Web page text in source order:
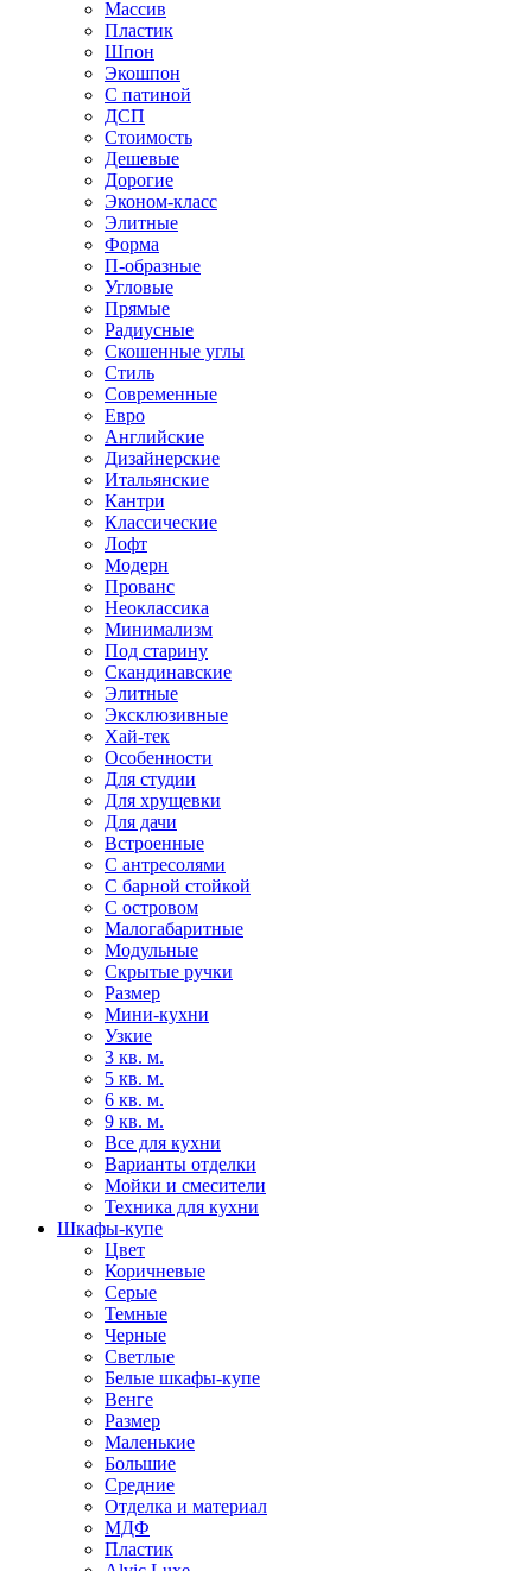
Массив
Пластик
Шпон
Экошпон
С патиной
ДСП
Стоимость
Дешевые
Дорогие
Эконом-класс
Элитные
Форма
П-образные
Угловые
Прямые
Радиусные
Скошенные углы
Стиль
Современные
Евро
Английские
Дизайнерские
Итальянские
Кантри
Классические
Лофт
Модерн
Прованс
Неоклассика
Минимализм
Под старину
Скандинавские
Элитные
Эксклюзивные
Хай-тек
Особенности
Для студии
Для хрущевки
Для дачи
Встроенные
С антресолями
С барной стойкой
С островом
Малогабаритные
Модульные
Скрытые ручки
Размер
Мини-кухни
Узкие
3 кв. м.
5 кв. м.
6 кв. м.
9 кв. м.
Все для кухни
Варианты отделки
Мойки и смесители
Техника для кухни
Шкафы-купе
Цвет
Коричневые
Серые
Темные
Черные
Светлые
Белые шкафы-купе
Венге
Размер
Маленькие
Большие
Средние
Отделка и материал
МДФ
Пластик